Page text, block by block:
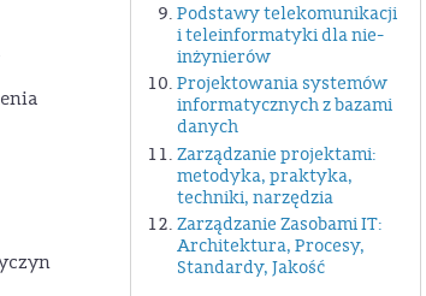
Podstawy telekomunikacji
i teleinformatyki dla nie-
inżynierów
Projektowania systemów
informatycznych z bazami
danych
Zarządzanie projektami:
metodyka, praktyka,
techniki, narzędzia
Zarządzanie Zasobami IT:
Architektura, Procesy,
Standardy, Jakość